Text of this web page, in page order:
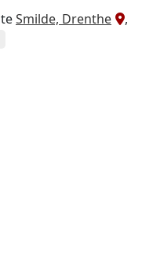
teSmilde, Drenthe
,